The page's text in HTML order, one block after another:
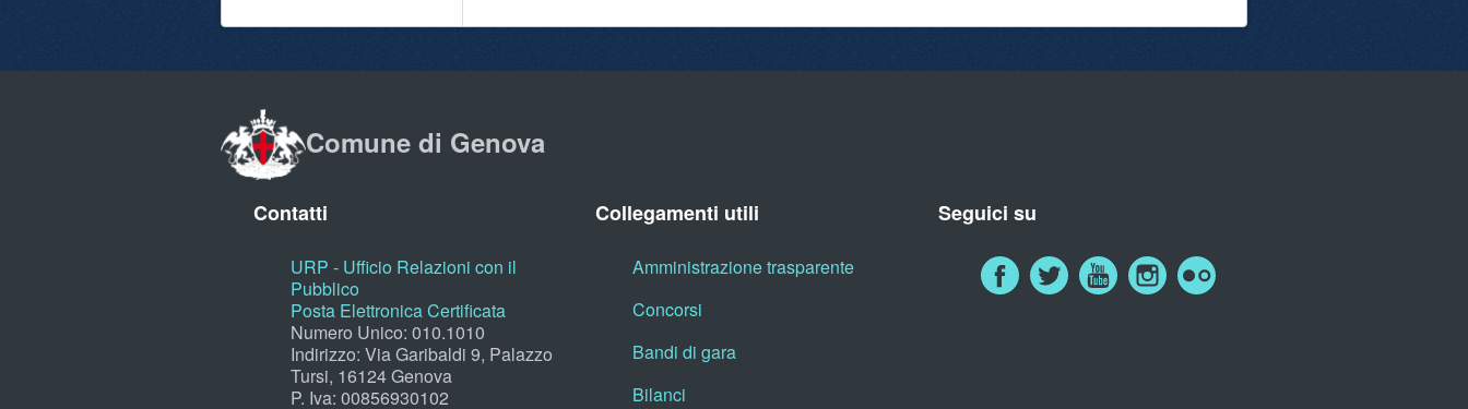
Comune di Genova
Contatti
URP - Ufficio Relazioni con il
Pubblico
Posta Elettronica Certificata
Numero Unico: 010.1010
Indirizzo: Via Garibaldi 9, Palazzo
Tursi, 16124 Genova
P. Iva: 00856930102
Collegamenti utili
Amministrazione trasparente
Concorsi
Bandi di gara
Bilanci
Seguici su